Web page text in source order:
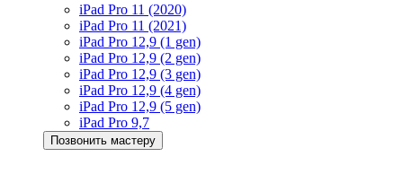
iPad Pro 11 (2020)
iPad Pro 11 (2021)
iPad Pro 12,9 (1 gen)
iPad Pro 12,9 (2 gen)
iPad Pro 12,9 (3 gen)
iPad Pro 12,9 (4 gen)
iPad Pro 12,9 (5 gen)
iPad Pro 9,7
Позвонить мастеру